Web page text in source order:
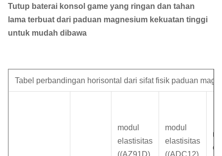
Tutup baterai konsol game yang ringan dan tahan
lama terbuat dari paduan magnesium kekuatan tinggi
untuk mudah dibawa
Tabel perbandingan horisontal dari sifat fisik paduan
modul
elastisitas
((AZ91D)
modul
elastisitas
((ADC12)